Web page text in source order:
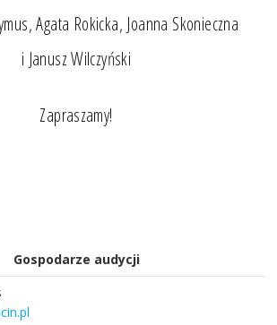
Agata Rokicka, Joanna Skonieczna
i Janusz Wilczyński
Zapraszamy!
Gospodarze audycji